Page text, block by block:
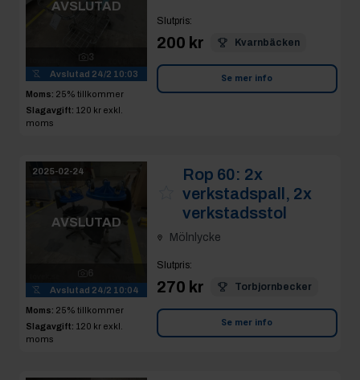
AVSLUTAD
3
Avslutad 24/2 10:03
Moms: 25% tillkommer
Slagavgift: 120 kr exkl.
moms
Slutpris:
200 kr Kvarnbäcken
Se mer info
2025-02-24
AVSLUTAD
Avslutad 24/2 10:04
Moms: 25% tillkommer
Slagavgift: 120 kr exkl.
moms
Rop 60: 2x
verkstadspall, 2x
verkstadsstol
Mölnlycke
Slutpris:
270 kr Torbjornbecker
Se mer info